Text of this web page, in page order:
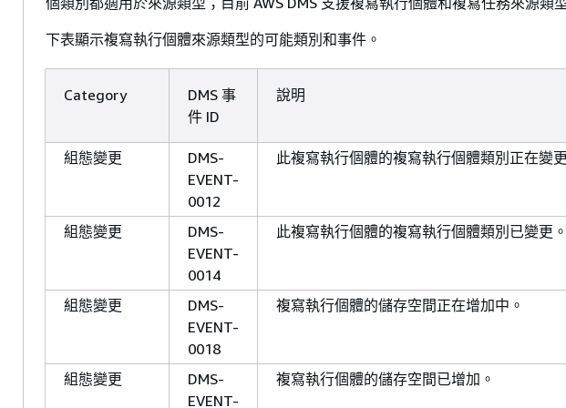
下表顯示複寫執行個體來源類型的可能類別和事件。
Category
DMS 事
件 ID
說明
組態變更
DMS-
EVENT-
0012
此複寫執行個體的複寫執行個體類別正在變
組態變更
DMS-
EVENT-
0014
此複寫執行個體的複寫執行個體類別已變更。
組態變更
DMS-
EVENT-
0018
複寫執行個體的儲存空間正在增加中。
組態變更
DMS-
EVENT-
複寫執行個體的儲存空間已增加。